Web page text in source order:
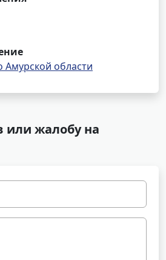
области
или жалобу на